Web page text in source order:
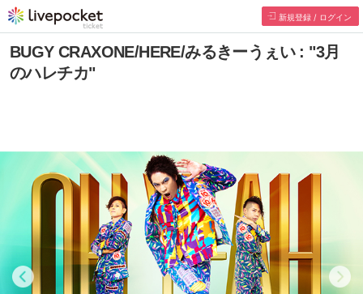
新規登録 / ログイン
BUGY CRAXONE/HERE/みるきーうぇい : "3月
のハレチカ"